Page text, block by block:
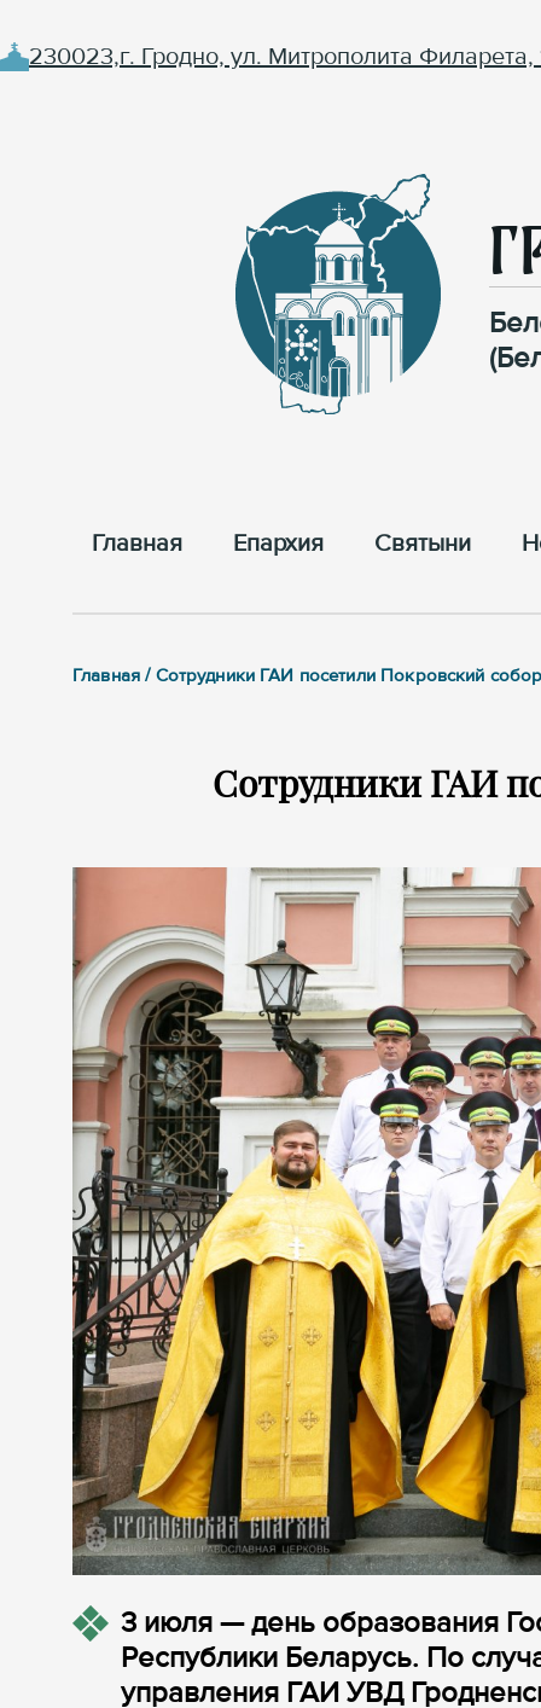
230023,г. Гродно, ул. Митрополита Филарета,
Главная Епархия Cвятыни
Главная / Сотрудники ГАИ посетили Покровский
Сотрудники ГАИ
3 июля — день образования
Республики Беларусь. По
управления ГАИ УВД